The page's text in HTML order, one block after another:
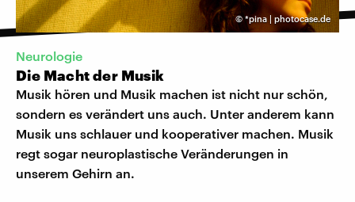
©*pina | photocase.de
Neurologie
Die Macht der Musik
Musik hören und Musik machen ist nicht nur schön,
sondern es verändert uns auch. Unter anderem kann
Musik uns schlauer und kooperativer machen. Musik
regt sogar neuroplastische Veränderungen in
unserem Gehirn an.